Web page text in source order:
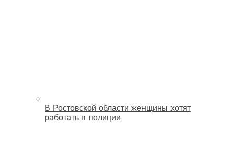
В Ростовской области женщины хотят
работать в полиции